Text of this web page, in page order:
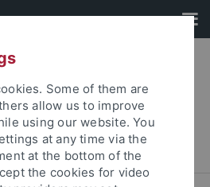
Fakultät
Some of them are
allow us to improve
using our website. You
at any time via the
at the bottom of the
the cookies for video